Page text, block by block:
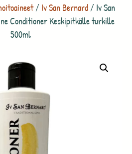
/ Iv San Bernard/ Iv San
Conditioner Keskipitkälle turkille
500ml